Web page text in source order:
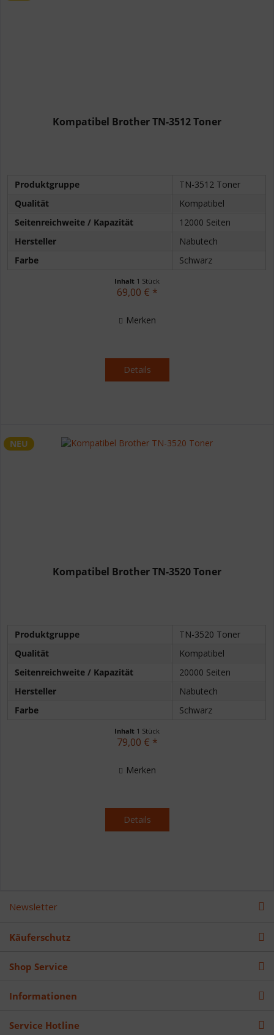
Kompatibel Brother TN-3512 Toner
Produktgruppe
TN-3512 Toner
Qualität
Kompatibel
Seitenreichweite / Kapazität
12000 Seiten
Hersteller
Nabutech
Farbe
Schwarz
Inhalt 1 Stück
69,00 € *
Merken
Details
NEU
Kompatibel Brother TN-3520 Toner
Produktgruppe
TN-3520 Toner
Qualität
Kompatibel
Seitenreichweite / Kapazität
20000 Seiten
Hersteller
Nabutech
Farbe
Schwarz
Inhalt 1 Stück
79,00 € *
Merken
Details
Newsletter
Käuferschutz
Shop Service
Informationen
Service Hotline